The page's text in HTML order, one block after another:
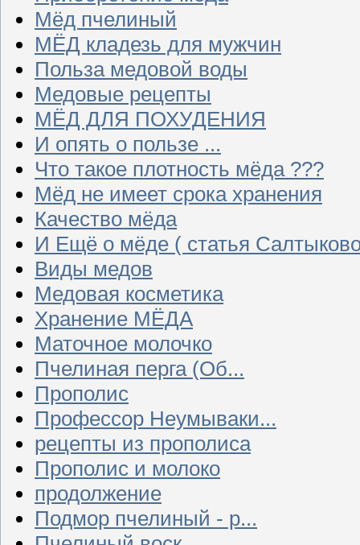
Мёд пчелиный
МЁД кладезь для мужчин
Польза медовой воды
Медовые рецепты
МЁД ДЛЯ ПОХУДЕНИЯ
И опять о пользе ...
Что такое плотность мёда ???
Мёд не имеет срока хранения
Качество мёда
И Ещё о мёде ( статья
Виды медов
Медовая косметика
Хранение МЁДА
Маточное молочко
Пчелиная перга (Об...
Прополис
Профессор Неумываки...
рецепты из прополиса
Прополис и молоко
продолжение
Подмор пчелиный - р...